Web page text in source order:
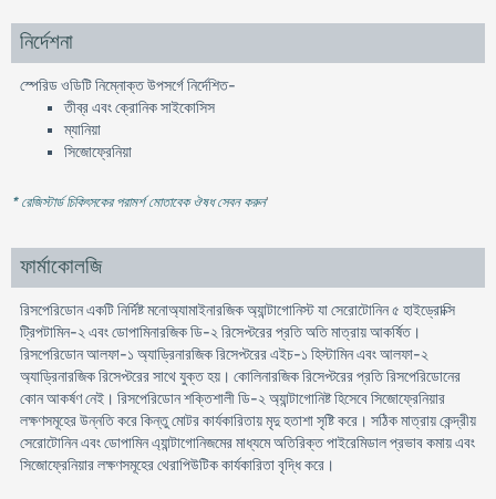
নির্দেশনা
স্পেরিড ওডিটি নিম্নোক্ত উপসর্গে নির্দেশিত-
তীব্র এবং ক্রোনিক সাইকোসিস
ম্যানিয়া
সিজোফ্রেনিয়া
* রেজিস্টার্ড চিকিৎসকের পরামর্শ মোতাবেক ঔষধ সেবন করুন'
ফার্মাকোলজি
রিসপেরিডোন একটি নির্দিষ্ট মনোঅ্যামাইনারজিক অ্যান্টাগোনিস্ট যা সেরোটোনিন ৫ হাইড্রোক্সি
ট্রিপটামিন-২ এবং ডোপামিনারজিক ডি-২ রিসেপ্টরের প্রতি অতি মাত্রায় আকৰ্ষিত।
রিসপেরিডোন আলফা-১ অ্যাড্রিনারজিক রিসেপ্টরের এইচ-১ হিস্টামিন এবং আলফা-২
অ্যাড্রিনারজিক রিসেপ্টরের সাথে যুক্ত হয়। কোলিনারজিক রিসেপ্টরের প্রতি রিসপেরিডোনের
কোন আকর্ষণ নেই। রিসপেরিডোন শক্তিশালী ডি-২ অ্যান্টাগোনিষ্ট হিসেবে সিজোফ্রেনিয়ার
লক্ষণসমূহের উন্নতি করে কিন্তু মোটর কার্যকারিতায় মৃদু হতাশা সৃষ্টি করে। সঠিক মাত্রায় কেন্দ্রীয়
সেরোটোনিন এবং ডোপামিন এ্যান্টাগোনিজমের মাধ্যমে অতিরিক্ত পাইরেমিডাল প্রভাব কমায় এবং
সিজোফ্রেনিয়ার লক্ষণসমূহের থেরাপিউটিক কার্যকারিতা বৃদ্ধি করে।